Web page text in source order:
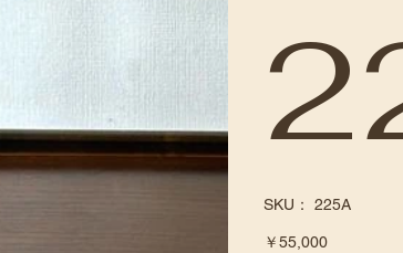
SKU：
SKU：
225A
価
￥55,000